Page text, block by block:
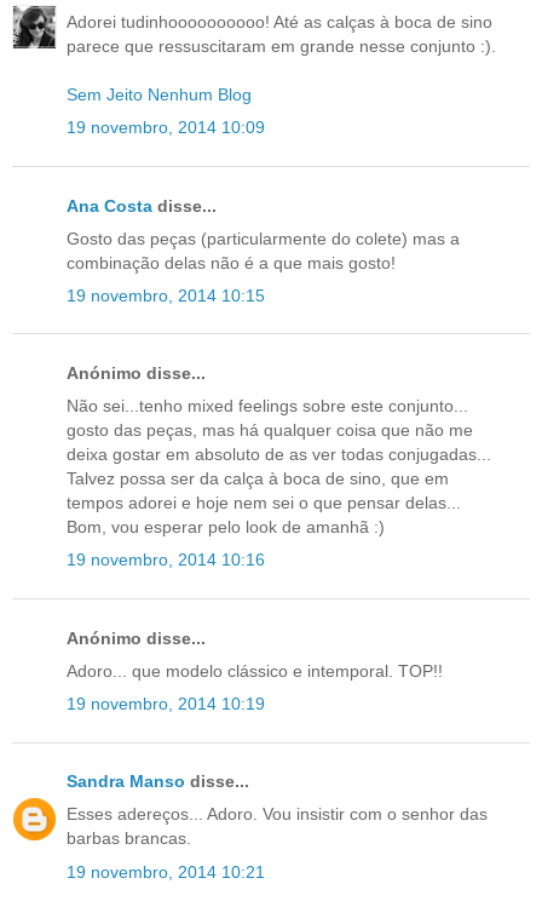
Adorei tudinhoooooooooo! Até as calças à boca de sino
parece que ressuscitaram em grande nesse conjunto :).
Sem Jeito Nenhum Blog
19 novembro, 2014 10:09
Ana Costa disse...
Gosto das peças (particularmente do colete) mas a
combinação delas não é a que mais gosto!
19 novembro, 2014 10:15
Anónimo disse...
Não sei...tenho mixed feelings sobre este conjunto...
gosto das peças, mas há qualquer coisa que não me
deixa gostar em absoluto de as ver todas conjugadas...
Talvez possa ser da calça à boca de sino, que em
tempos adorei e hoje nem sei o que pensar delas...
Bom, vou esperar pelo look de amanhã :)
19 novembro, 2014 10:16
Anónimo disse...
Adoro... que modelo clássico e intemporal. TOP!!
19 novembro, 2014 10:19
Sandra Manso disse...
Esses adereços... Adoro. Vou insistir com o senhor das
barbas brancas.
19 novembro, 2014 10:21